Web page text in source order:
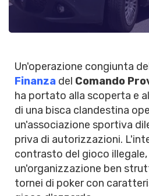
Un'operazione congiunta
Finanza del Comando
ha portato alla scoperta e
di una bisca clandestina
un'associazione sportiva
priva di autorizzazioni.
contrasto del gioco
un'organizzazione ben
tornei di poker con